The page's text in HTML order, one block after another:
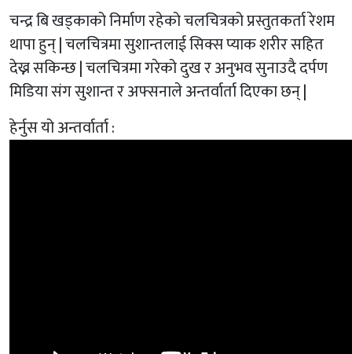
चन्द्र बि खड्काको निर्माण रहेको चलचित्रको प्रस्तुतकर्ता रेशम
थापा हुन् | चलचित्रमा सुशान्तलाई सिक्स प्याक शरीर सहित
देख्न सकिन्छ | चलचित्रमा गरेको दुख र अनुभव सुनाउदै दर्पण
मिडिया संग सुशान्त र अफ्सनाले अन्तर्वार्ता दिएका छन् |
हेर्नुस यो अन्तर्वार्ता :